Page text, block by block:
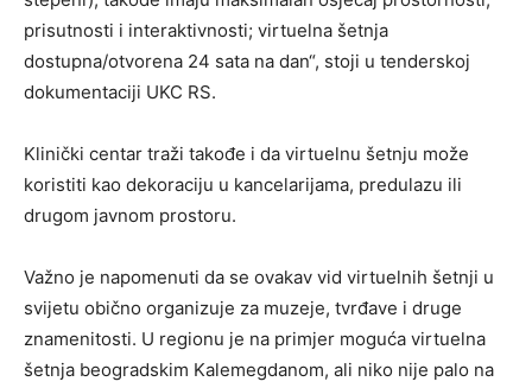
prisutnosti i interaktivnosti; virtuelna šetnja
dostupna/otvorena 24 sata na dan“, stoji u tenderskoj
dokumentaciji UKC RS.
Klinički centar traži takođe i da virtuelnu šetnju može
koristiti kao dekoraciju u kancelarijama, predulazu ili
drugom javnom prostoru.
Važno je napomenuti da se ovakav vid virtuelnih šetnji u
svijetu obično organizuje za muzeje, tvrđave i druge
znamenitosti. U regionu je na primjer moguća virtuelna
šetnja beogradskim Kalemegdanom, ali niko nije palo na